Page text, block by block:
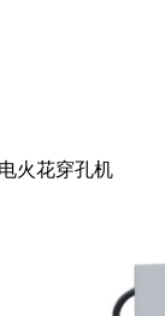
电火花穿孔机